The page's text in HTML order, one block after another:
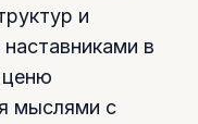
и
в
ценю
мыслями с